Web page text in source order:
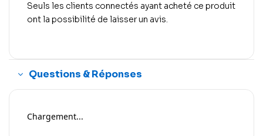
Seuls les clients connectés ayant acheté ce produit
ont la possibilité de laisser un avis.
Questions & Réponses
Chargement...